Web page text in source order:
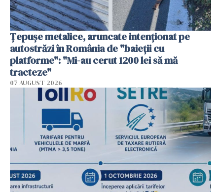
Țepușe metalice, aruncate intenționat pe
autostrăzi în România de "baieții cu
platforme": "Mi-au cerut 1200 lei să mă
tracteze"
07 AUGUST 2026